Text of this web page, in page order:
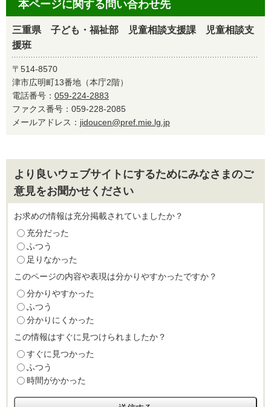
本ページに関する問い合わせ先
三重県 子ども・福祉部 児童相談支援課 児童相談支
援班
〒514-8570
津市広明町13番地（本庁2階）
電話番号： 059-224-2883
ファクス番号：059-228-2085
メールアドレス： jidoucen@pref.mie.lg.jp
より良いウェブサイトにするためにみなさまのご
意見をお聞かせください
お求めの情報は充分掲載されていましたか？
充分だった
ふつう
足りなかった
このページの内容や表現は分かりやすかったですか？
分かりやすかった
ふつう
分かりにくかった
この情報はすぐに見つけられましたか？
すぐに見つかった
ふつう
時間がかかった